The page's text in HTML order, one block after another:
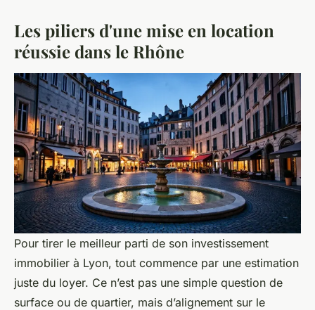
Les piliers d'une mise en location
réussie dans le Rhône
Pour tirer le meilleur parti de son investissement
immobilier à Lyon, tout commence par une estimation
juste du loyer. Ce n’est pas une simple question de
surface ou de quartier, mais d’alignement sur le